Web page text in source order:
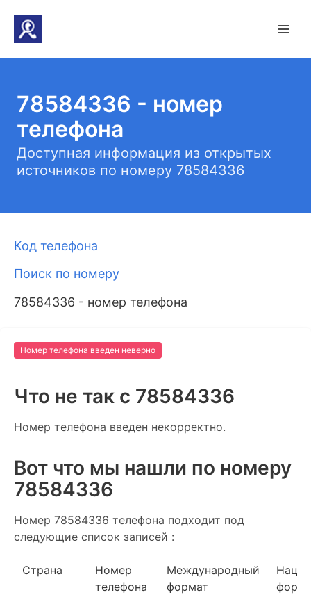
78584336 - номер
телефона
Доступная информация из открытых
источников по номеру 78584336
Код телефона
Поиск по номеру
78584336 - номер телефона
Номер телефона введен неверно
Что не так c 78584336
Номер телефона введен некорректно.
Вот что мы нашли по номеру
78584336
Номер 78584336 телефона подходит под
следующие список записей :
Страна
Номер
телефона
Международный
формат